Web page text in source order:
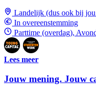
Landelijk (dus ook bij
In overeenstemming
Parttime (overdag),
Lees meer
Jouw mening. Jouw